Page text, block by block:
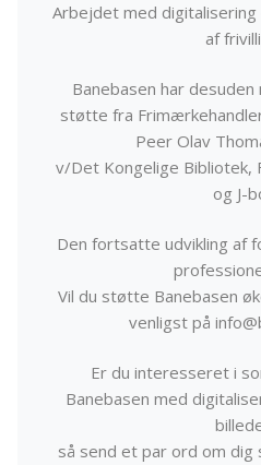
Arbejdet med
af
Banebasen har
støtte fra
Peer Olav
v/Det Kongelige Bibliotek,
og J-
Den fortsatte udvikling af
Vil du støtte Banebasen
venligst på
Er du interesseret i
Banebasen med
så send et par ord om